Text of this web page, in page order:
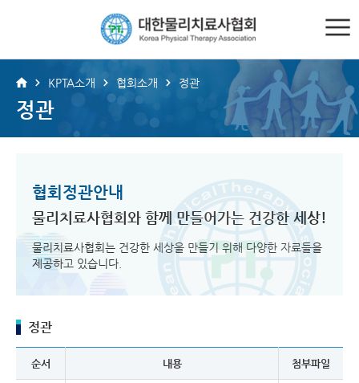
KPTA소개 협회소개 정관
정관
협회정관안내
물리치료사협회와 함께 만들어가는 건강한 세상!
물리치료사협회는 건강한 세상을 만들기 위해 다양한 자료들을
제공하고 있습니다.
정관
순서 내용 첨부파일